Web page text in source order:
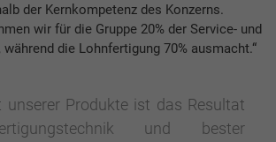
der Kernkompetenz des Konzerns.
wir für die Gruppe 20% der Service- und
während die Lohnfertigung 70% ausmacht.“
unserer Produkte ist das Resultat
und bester